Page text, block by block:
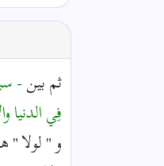
ثم بين-
فِي
و " لولا "